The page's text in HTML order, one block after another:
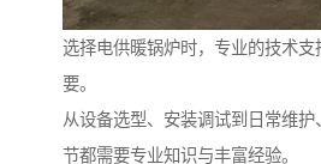
选择电供暖锅炉时，专业的技术
要。
从设备选型、安装调试到日常维
节都需要专业知识与丰富经验。